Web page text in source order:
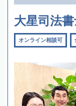
大星司法
オンライン相談可